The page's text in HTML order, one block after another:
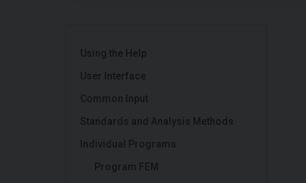
Using the Help
User Interface
Common Input
Standards and Analysis Methods
Individual Programs
Program FEM